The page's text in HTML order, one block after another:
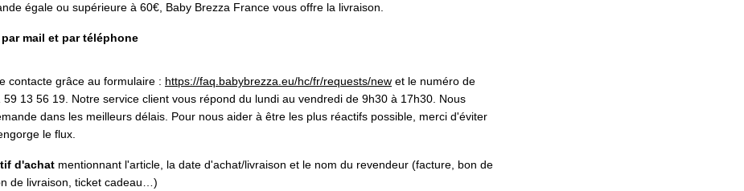
égale ou supérieure à 60€, Baby Brezza France vous offre la livraison.
mail et par téléphone
contacte grâce au formulaire : https://faq.babybrezza.eu/hc/fr/requests/newet le numéro de
59 13 56 19. Notre service client vous répond du lundi au vendredi de 9h30 à 17h30. Nous
dans les meilleurs délais. Pour nous aider à être les plus réactifs possible, merci d'éviter
le flux.
d'achat mentionnant l'article, la date d'achat/livraison et le nom du revendeur (facture, bon de
de livraison, ticket cadeau…)